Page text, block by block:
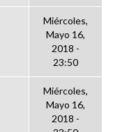
Miércoles,
Mayo 16,
2018 -
23:50
Miércoles,
Mayo 16,
2018 -